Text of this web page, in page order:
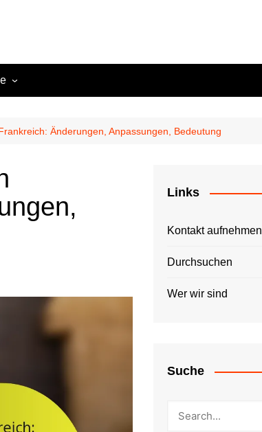
(GB)
(ES)
(MX)
(AT)
(DK)
Änderungen, Anpassungen, Bedeutung
Links
Kontakt aufnehmen
Durchsuchen
Wer wir sind
Suche